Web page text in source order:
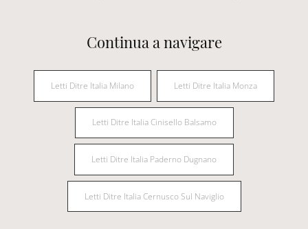
Continua a navigare
Letti Ditre Italia Milano Letti Ditre Italia Monza
Letti Ditre Italia Cinisello Balsamo
Letti Ditre Italia Paderno Dugnano
Letti Ditre Italia Cernusco Sul Naviglio